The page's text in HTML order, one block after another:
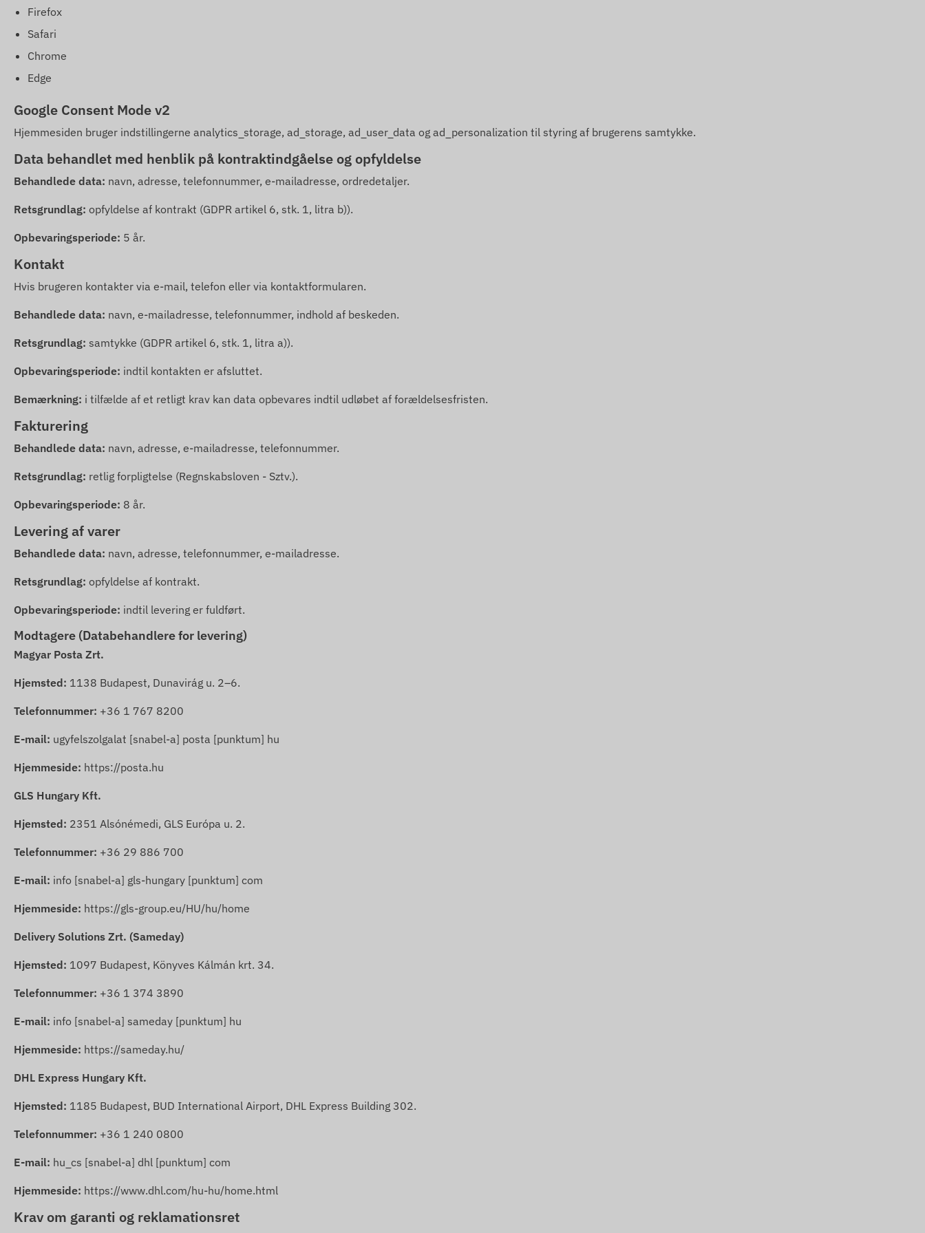
Firefox
Safari
Chrome
Edge
Google Consent Mode v2
Hjemmesiden bruger indstillingerne analytics_storage, ad_storage, ad_user_data og ad_personalization til styring af brugerens samtykke.
Data behandlet med henblik på kontraktindgåelse og opfyldelse
Behandlede data: navn, adresse, telefonnummer, e-mailadresse, ordredetaljer.
Retsgrundlag: opfyldelse af kontrakt (GDPR artikel 6, stk. 1, litra b)).
Opbevaringsperiode: 5 år.
Kontakt
Hvis brugeren kontakter via e-mail, telefon eller via kontaktformularen.
Behandlede data: navn, e-mailadresse, telefonnummer, indhold af beskeden.
Retsgrundlag: samtykke (GDPR artikel 6, stk. 1, litra a)).
Opbevaringsperiode: indtil kontakten er afsluttet.
Bemærkning: i tilfælde af et retligt krav kan data opbevares indtil udløbet af forældelsesfristen.
Fakturering
Behandlede data: navn, adresse, e-mailadresse, telefonnummer.
Retsgrundlag: retlig forpligtelse (Regnskabsloven - Sztv.).
Opbevaringsperiode: 8 år.
Levering af varer
Behandlede data: navn, adresse, telefonnummer, e-mailadresse.
Retsgrundlag: opfyldelse af kontrakt.
Opbevaringsperiode: indtil levering er fuldført.
Modtagere (Databehandlere for levering)
Magyar Posta Zrt.
Hjemsted: 1138 Budapest, Dunavirág u. 2–6.
Telefonnummer: +36 1 767 8200
E-mail: ugyfelszolgalat [snabel-a] posta [punktum] hu
Hjemmeside: https://posta.hu
GLS Hungary Kft.
Hjemsted: 2351 Alsónémedi, GLS Európa u. 2.
Telefonnummer: +36 29 886 700
E-mail: info [snabel-a] gls-hungary [punktum] com
Hjemmeside: https://gls-group.eu/HU/hu/home
Delivery Solutions Zrt. (Sameday)
Hjemsted: 1097 Budapest, Könyves Kálmán krt. 34.
Telefonnummer: +36 1 374 3890
E-mail: info [snabel-a] sameday [punktum] hu
Hjemmeside: https://sameday.hu/
DHL Express Hungary Kft.
Hjemsted: 1185 Budapest, BUD International Airport, DHL Express Building 302.
Telefonnummer: +36 1 240 0800
E-mail: hu_cs [snabel-a] dhl [punktum] com
Hjemmeside: https://www.dhl.com/hu-hu/home.html
Krav om garanti og reklamationsret